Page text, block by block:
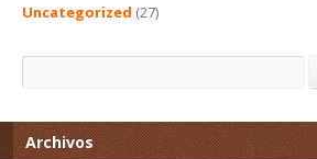
Uncategorized (27)
Archivos